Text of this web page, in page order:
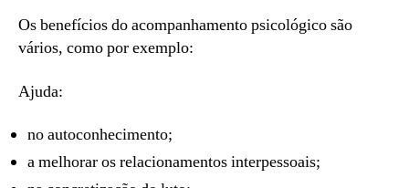
Os benefícios do acompanhamento psicológico são
vários, como por exemplo:
Ajuda:
no autoconhecimento;
a melhorar os relacionamentos interpessoais;